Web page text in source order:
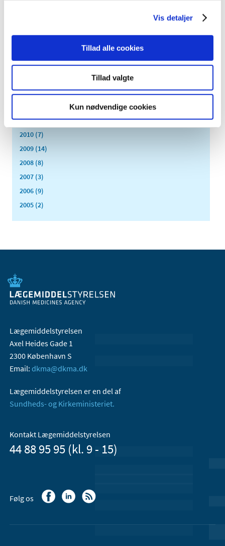
Vis detaljer
Tillad alle cookies
Tillad valgte
Kun nødvendige cookies
2017 (167)
2015 (33)
2013 (49)
2011 (13)
2010 (7)
2009 (14)
2008 (8)
2007 (3)
2006 (9)
2005 (2)
Lægemiddelstyrelsen
Axel Heides Gade 1
2300 København S
Email: dkma@dkma.dk
Lægemiddelstyrelsen er en del af
Sundheds- og Kirkeministeriet.
Kontakt Lægemiddelstyrelsen
44 88 95 95 (kl. 9 - 15)
Følg os